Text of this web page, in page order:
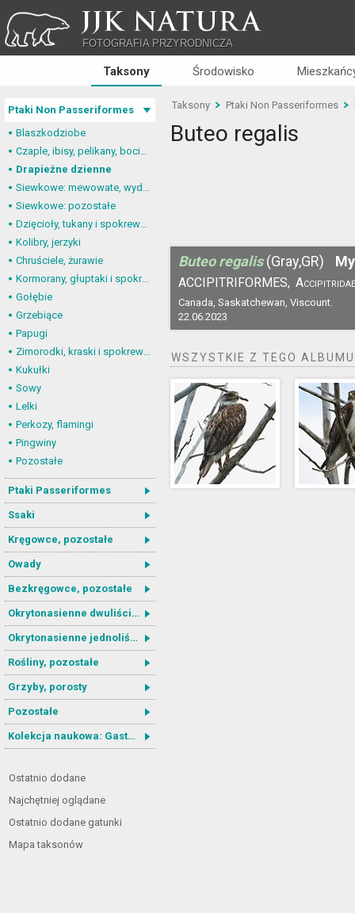
JJK NATURA
FOTOGRAFIA PRZYRODNICZA
Taksony Środowisko
Ptaki Non Passeriformes
Blaszkodziobe
Czaple, ibisy, pelikany, bociany
Drapieżne dzienne
Siewkowe: mewowate, wydrzyki, żwirowce
Siewkowe: pozostałe
Dzięcioły, tukany i spokrewnione
Kolibry, jerzyki
Chruściele, żurawie
Kormorany, głuptaki i spokrewnione
Gołębie
Grzebiące
Papugi
Zimorodki, kraski i spokrewnione
Kukułki
Sowy
Lelki
Perkozy, flamingi
Pingwiny
Pozostałe
Ptaki Passeriformes
Ssaki
Kręgowce, pozostałe
Owady
Bezkręgowce, pozostałe
Okrytonasienne dwuliścienne
Okrytonasienne jednoliścienne
Rośliny, pozostałe
Grzyby, porosty
Pozostałe
Kolekcja naukowa: Gastrotricha
Ostatnio dodane
Najchętniej oglądane
Ostatnio dodane gatunki
Mapa taksonów
Taksony Ptaki Non Passeriformes
Buteo regalis
Buteo regalis (Gray,GR)
ACCIPITRIFORMES, Accipitridae
Canada, Saskatchewan, Viscount.
22.06.2023
WSZYSTKIE Z TEGO ALBUMU